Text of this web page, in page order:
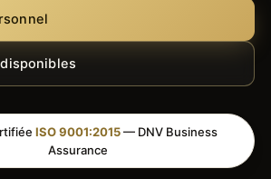
ISO 9001:2015— DNV Business
Assurance